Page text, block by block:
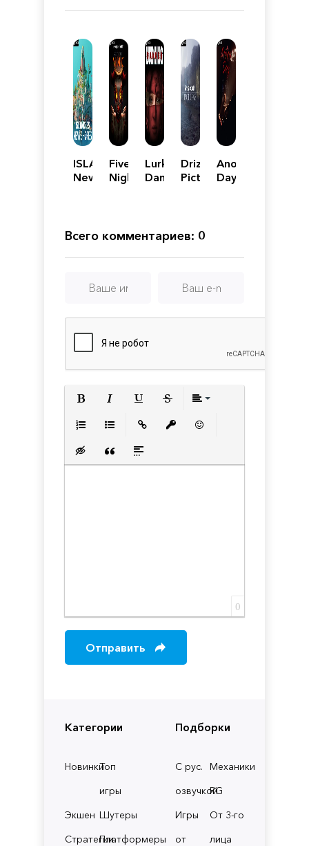
Категории
НовинкиТоп
игры
Экшен Шутеры
СтратегииПлатформеры
Подборки
С рус.
озвучкой
Механики
RG
Игры
от
От 3-го
лица
ISLANDERS:
New
Five
Nights
of
Mimic
Lurking
Danger
Drizzlepath:
Picturae
Another
Day
Всего комментариев: 0
Вставка скрытого текста
Вставка цитаты
Вставка спойлера
0
Отправить